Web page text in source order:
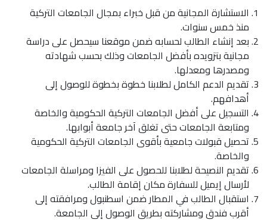
الاستشارة المجانية من قبل خبراء بمجال الجامعات التركية
منذ خمس سنوات.
بعد إنشاء الطالب لحسابه ضمن موقعنا سيحصل على دراسة
مجانية بتزويده بأفضل الجامعات وذلك بحسب شهادته
ومصدرها ومعدلها.
تقديم الدعم الكامل لطلابنا خطوة بخطوة للوصول إلى
أهدافهم.
التسجيل على أفضل الجامعات التركية الحكومية والخاصة
ومتابعة الجامعات حتى تغلق آخر جامعة أبوابها.
تحصيل قبولات جامعية بأقوى الجامعات التركية الحكومية
والخاصة.
تقديم النصيحة لطلابنا للحصول على الفيزا ومراسلة الجامعات
لأرسال إيميل للسفارة مكان إقامة الطالب.
استقبال الطالب في المطار ضمن اسطنبول ومرافقته إلى
أقرب فندق ومشاركته بطريق الوصول إلى الجامعة.